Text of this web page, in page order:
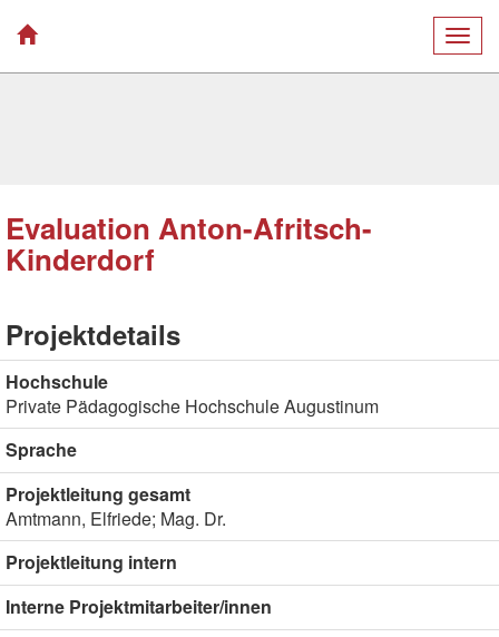
Evaluation Anton-Afritsch-
Kinderdorf
Projektdetails
Hochschule
Private Pädagogische Hochschule Augustinum
Sprache
Projektleitung gesamt
Amtmann, Elfriede; Mag. Dr.
Projektleitung intern
Interne Projektmitarbeiter/innen